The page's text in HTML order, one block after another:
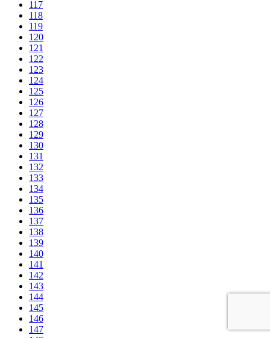
117
118
119
120
121
122
123
124
125
126
127
128
129
130
131
132
133
134
135
136
137
138
139
140
141
142
143
144
145
146
147